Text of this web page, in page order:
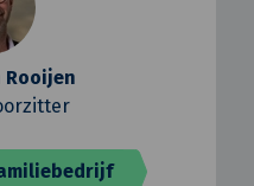
Rooijen